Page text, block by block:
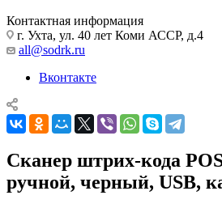
Контактная информация
г. Ухта, ул. 40 лет Коми АССР, д.4
all@sodrk.ru
Вконтакте
Сканер штрих-кода
ручной, черный, USB,